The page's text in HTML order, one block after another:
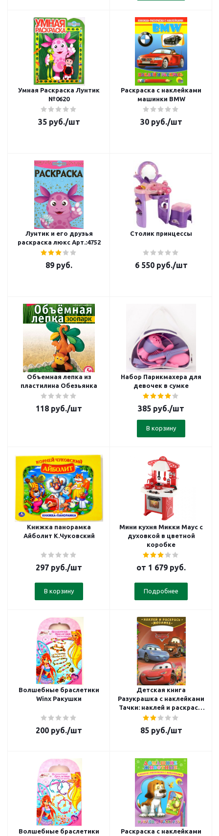
Умная Раскраска Лунтик
№0620
35руб./шт
Раскраска с наклейками
машинки BMW
30руб./шт
Лунтик и его друзья
раскраска люкс Арт.:4752
89 руб.
Столик принцессы
6 550руб./шт
Объемная лепка из
пластилина Обезьянка
118 руб./шт
Набор Парикмахера для
девочек в сумке
385 руб./шт
В корзину
Книжка панорамка
Айболит К.Чуковский
297 руб./шт
В корзину
Мини кухня Микки Маус с
духовкой в цветной
коробке
от 1 679 руб.
Подробнее
Волшебные браслетики
Winx Ракушки
200 руб./шт
Детская книга
Разукрашка с наклейками
Тачки: наклей и раскрась.
Арт. 1001
85руб./шт
Волшебные браслетики
Раскраска с наклейками